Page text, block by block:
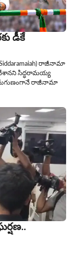
డీకే
రాజీనామా
సిద్ధరామయ్య
రాజీనామా